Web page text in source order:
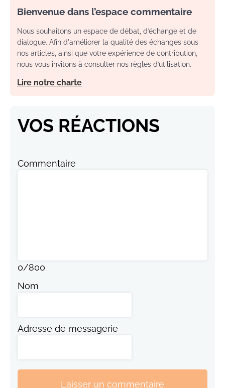
Bienvenue dans l’espace commentaire
Nous souhaitons un espace de débat, d’échange et de
dialogue. Afin d'améliorer la qualité des échanges sous
nos articles, ainsi que votre expérience de contribution,
nous vous invitons à consulter nos règles d’utilisation.
Lire notre charte
VOS RÉACTIONS
Commentaire
0/800
Nom
Adresse de messagerie
Laisser un commentaire